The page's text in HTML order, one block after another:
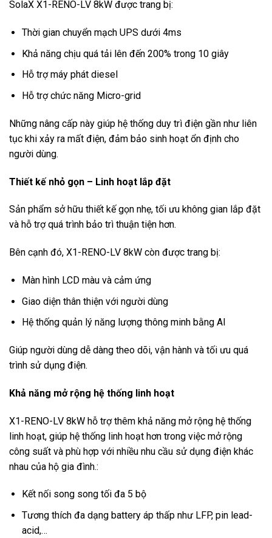
SolaX X1-RENO-LV 8kW được trang bị:
Thời gian chuyển mạch UPS dưới 4ms
Khả năng chịu quá tải lên đến 200% trong 10 giây
Hỗ trợ máy phát diesel
Hỗ trợ chức năng Micro-grid
Những nâng cấp này giúp hệ thống duy trì điện gần như liên
tục khi xảy ra mất điện, đảm bảo sinh hoạt ổn định cho
người dùng.
Thiết kế nhỏ gọn – Linh hoạt lắp đặt
Sản phẩm sở hữu thiết kế gọn nhẹ, tối ưu không gian lắp đặt
và hỗ trợ quá trình bảo trì thuận tiện hơn.
Bên cạnh đó, X1-RENO-LV 8kW còn được trang bị:
Màn hình LCD màu và cảm ứng
Giao diện thân thiện với người dùng
Hệ thống quản lý năng lượng thông minh bằng AI
Giúp người dùng dễ dàng theo dõi, vận hành và tối ưu quá
trình sử dụng điện.
Khả năng mở rộng hệ thống linh hoạt
X1-RENO-LV 8kW hỗ trợ thêm khả năng mở rộng hệ thống
linh hoạt, giúp hệ thống linh hoạt hơn trong việc mở rộng
công suất và phù hợp với nhiều nhu cầu sử dụng điện khác
nhau của hộ gia đình.:
Kết nối song song tối đa 5 bộ
Tương thích đa dạng battery áp thấp như LFP, pin lead-
acid,…